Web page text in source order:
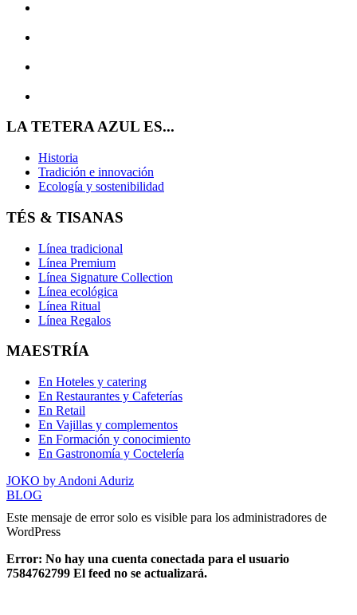
LA TETERA AZUL ES...
Historia
Tradición e innovación
Ecología y sostenibilidad
TÉS & TISANAS
Línea tradicional
Línea Premium
Línea Signature Collection
Línea ecológica
Línea Ritual
Línea Regalos
MAESTRÍA
En Hoteles y catering
En Restaurantes y Cafeterías
En Retail
En Vajillas y complementos
En Formación y conocimiento
En Gastronomía y Coctelería
JOKO by Andoni Aduriz
BLOG
Este mensaje de error solo es visible para los administradores de
WordPress
Error: No hay una cuenta conectada para el usuario
7584762799 El feed no se actualizará.